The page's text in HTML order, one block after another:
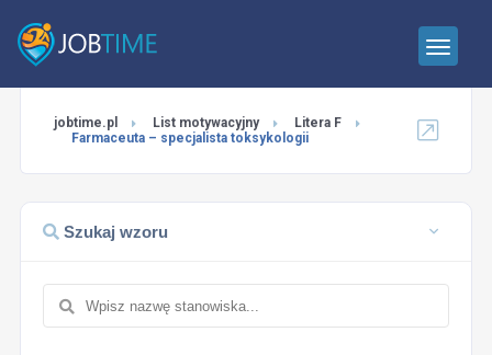
jobtime.pl List motywacyjny
Litera F
Farmaceuta – specjalista toksykologii
Szukaj wzoru